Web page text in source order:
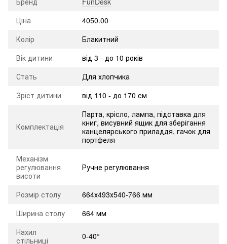
Ціна
4050.00
Колір
Блакитний
Вік дитини
від 3 - до 10 років
Стать
Для хлопчика
Зріст дитини
від 110 - до 170 см
Комплектація
Парта, крісло, лампа, підставка для
книг, висувний ящик для зберігання
канцелярського приладдя, гачок для
портфеля
Механізм
регулювання
висоти
Ручне регулювання
Розмір столу
664х493х540-766 мм
Ширина столу
664 мм
Нахил
стільниці
0-40°